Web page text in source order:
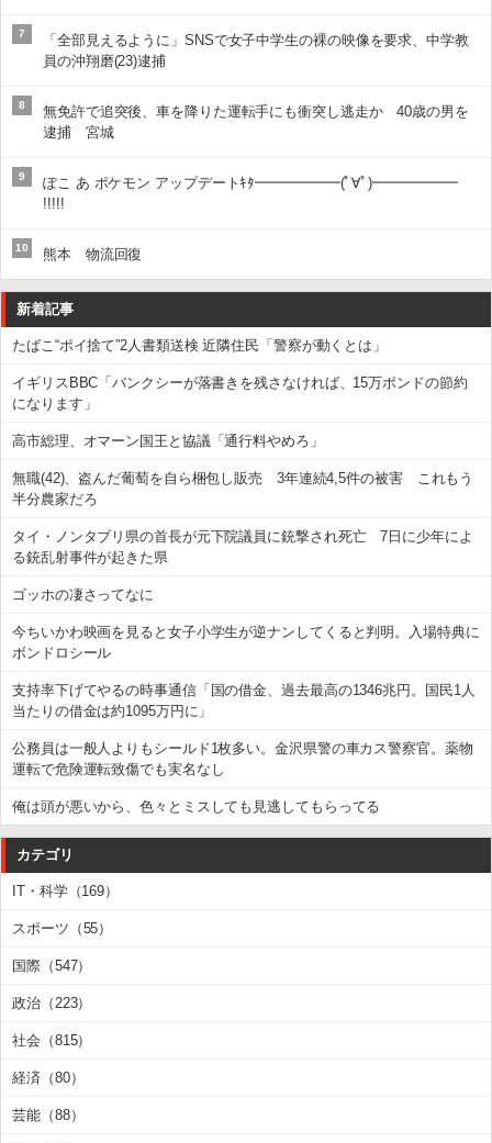
7
「全部見えるように」SNSで女子中学生の裸の映像を要求、中学教
員の沖翔磨(23)逮捕
8
無免許で追突後、車を降りた運転手にも衝突し逃走か 40歳の男を
逮捕 宮城
9
ぽこ あ ポケモン アップデートｷﾀ━━━━━━(ﾟ∀ﾟ)━━━━━━
!!!!!
10 熊本 物流回復
新着記事
たばこ“ポイ捨て”2人書類送検 近隣住民「警察が動くとは」
イギリスBBC「バンクシーが落書きを残さなければ、15万ポンドの節約
になります」
高市総理、オマーン国王と協議「通行料やめろ」
無職(42)、盗んだ葡萄を自ら梱包し販売 3年連続4,5件の被害 これもう
半分農家だろ
タイ・ノンタブリ県の首長が元下院議員に銃撃され死亡 7日に少年によ
る銃乱射事件が起きた県
ゴッホの凄さってなに
今ちいかわ映画を見ると女子小学生が逆ナンしてくると判明。入場特典に
ボンドロシール
支持率下げてやるの時事通信「国の借金、過去最高の1346兆円。国民1人
当たりの借金は約1095万円に」
公務員は一般人よりもシールド1枚多い。金沢県警の車カス警察官。薬物
運転で危険運転致傷でも実名なし
俺は頭が悪いから、色々とミスしても見逃してもらってる
カテゴリ
IT・科学（169）
スポーツ（55）
国際（547）
政治（223）
社会（815）
経済（80）
芸能（88）